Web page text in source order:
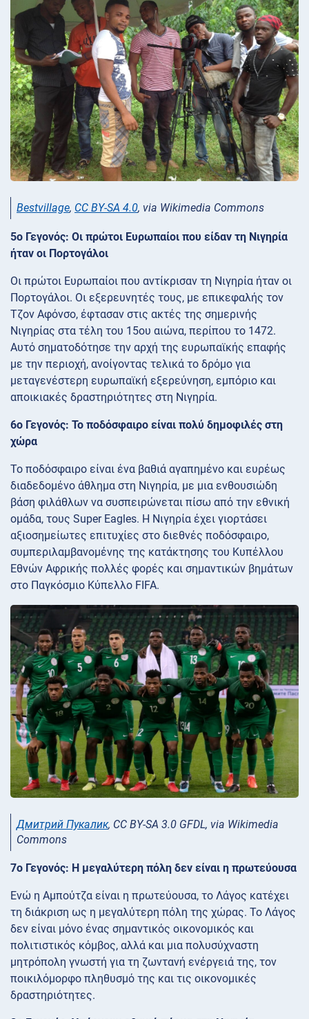
Bestvillage, CC BY-SA 4.0, via Wikimedia Commons
5ο Γεγονός: Οι πρώτοι Ευρωπαίοι που είδαν τη Νιγηρία
ήταν οι Πορτογάλοι
Οι πρώτοι Ευρωπαίοι που αντίκρισαν τη Νιγηρία ήταν οι
Πορτογάλοι. Οι εξερευνητές τους, με επικεφαλής τον
Τζον Αφόνσο, έφτασαν στις ακτές της σημερινής
Νιγηρίας στα τέλη του 15ου αιώνα, περίπου το 1472.
Αυτό σηματοδότησε την αρχή της ευρωπαϊκής επαφής
με την περιοχή, ανοίγοντας τελικά το δρόμο για
μεταγενέστερη ευρωπαϊκή εξερεύνηση, εμπόριο και
αποικιακές δραστηριότητες στη Νιγηρία.
6ο Γεγονός: Το ποδόσφαιρο είναι πολύ δημοφιλές στη
χώρα
Το ποδόσφαιρο είναι ένα βαθιά αγαπημένο και ευρέως
διαδεδομένο άθλημα στη Νιγηρία, με μια ενθουσιώδη
βάση φιλάθλων να συσπειρώνεται πίσω από την εθνική
ομάδα, τους Super Eagles. Η Νιγηρία έχει γιορτάσει
αξιοσημείωτες επιτυχίες στο διεθνές ποδόσφαιρο,
συμπεριλαμβανομένης της κατάκτησης του Κυπέλλου
Εθνών Αφρικής πολλές φορές και σημαντικών βημάτων
στο Παγκόσμιο Κύπελλο FIFA.
Дмитрий Пукалик, CC BY-SA 3.0 GFDL, via Wikimedia
Commons
7ο Γεγονός: Η μεγαλύτερη πόλη δεν είναι η πρωτεύουσα
Ενώ η Αμπούτζα είναι η πρωτεύουσα, το Λάγος κατέχει
τη διάκριση ως η μεγαλύτερη πόλη της χώρας. Το Λάγος
δεν είναι μόνο ένας σημαντικός οικονομικός και
πολιτιστικός κόμβος, αλλά και μια πολυσύχναστη
μητρόπολη γνωστή για τη ζωντανή ενέργειά της, τον
ποικιλόμορφο πληθυσμό της και τις οικονομικές
δραστηριότητες.